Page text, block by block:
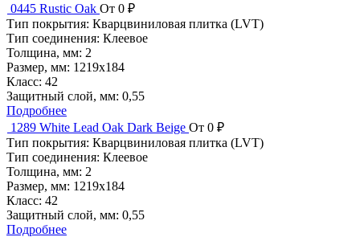
0445 Rustic Oak От 0 ₽
Тип покрытия: Кварцвиниловая плитка (LVT)
Тип соединения: Клеевое
Толщина, мм: 2
Размер, мм: 1219x184
Класс: 42
Защитный слой, мм: 0,55
Подробнее
1289 White Lead Oak Dark Beige От 0 ₽
Тип покрытия: Кварцвиниловая плитка (LVT)
Тип соединения: Клеевое
Толщина, мм: 2
Размер, мм: 1219x184
Класс: 42
Защитный слой, мм: 0,55
Подробнее